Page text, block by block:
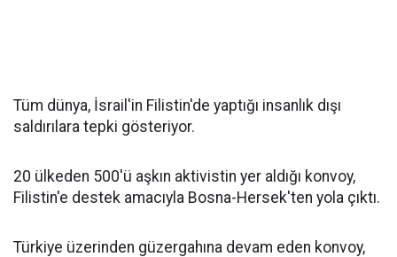
Tüm dünya, İsrail'in Filistin'de yaptığı insanlık dışı
saldırılara tepki gösteriyor.
20 ülkeden 500'ü aşkın aktivistin yer aldığı konvoy,
Filistin'e destek amacıyla Bosna-Hersek'ten yola çıktı.
Türkiye üzerinden güzergahına devam eden konvoy,